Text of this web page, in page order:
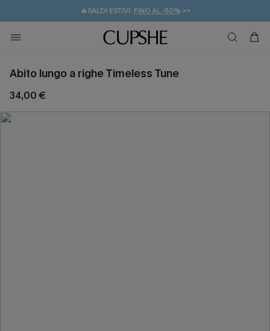
🔥SALDI ESTIVI: FINO AL -50%>>
🚚SPEDIZIONE GRATUITA DA 49€
💌REGALO PER I NUOVI: 20% DI SCONTO*
Abito lungo a righe Timeless Tune
34,00 €